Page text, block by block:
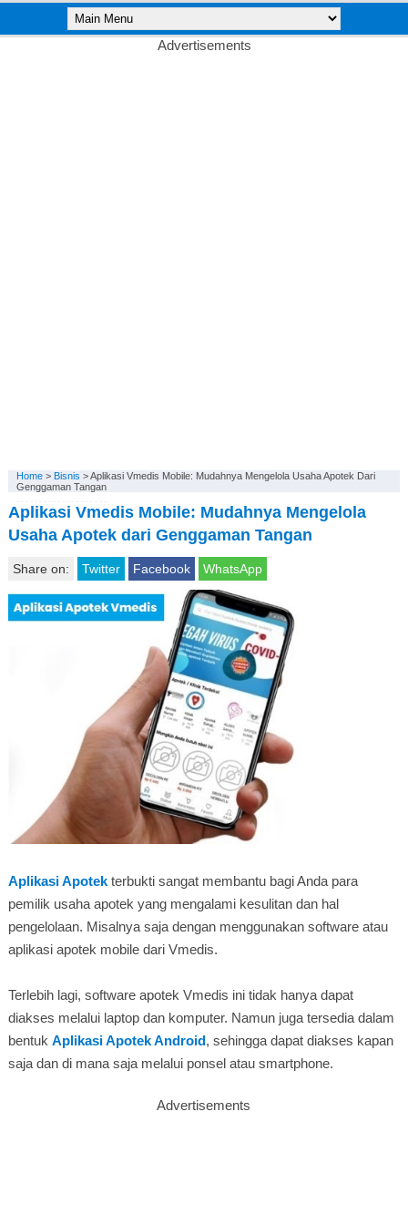
Advertisements
Home> Bisnis >Aplikasi Vmedis Mobile: Mudahnya Mengelola Usaha Apotek Dari
Genggaman Tangan
Aplikasi Vmedis Mobile: Mudahnya Mengelola
Usaha Apotek dari Genggaman Tangan
Share on: Twitter Facebook WhatsApp
Aplikasi Apotekterbukti sangat membantu bagi Anda para
pemilik usaha apotek yang mengalami kesulitan dan hal
pengelolaan. Misalnya saja dengan menggunakan software atau
aplikasi apotek mobile dari Vmedis.
Terlebih lagi, software apotek Vmedis ini tidak hanya dapat
diakses melalui laptop dan komputer. Namun juga tersedia dalam
bentuk Aplikasi Apotek Android, sehingga dapat diakses kapan
saja dan di mana saja melalui ponsel atau smartphone.
Advertisements